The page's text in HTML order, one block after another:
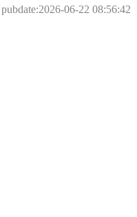
pubdate:2026-06-22 08:56:42